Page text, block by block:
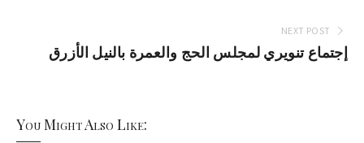
NEXT POST
إجتماع تنويري لمجلس الحج والعمرة بالنيل الأزرق
You Might Also Like: